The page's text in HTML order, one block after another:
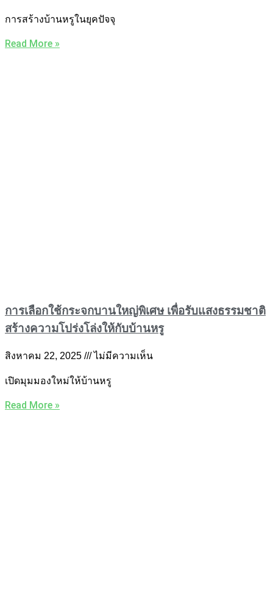
การสร้างบ้านหรูในยุคปัจจุ
Read More »
การเลือกใช้กระจกบานใหญ่พิเศษ เพื่อรับแสงธรรมชาติ
สร้างความโปร่งโล่งให้กับบ้านหรู
สิงหาคม 22, 2025 ไม่มีความเห็น
เปิดมุมมองใหม่ให้บ้านหรู
Read More »